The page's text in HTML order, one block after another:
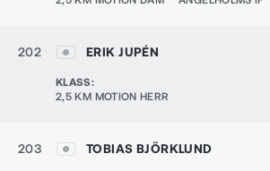
202 ERIK JUPÉN
KLASS:
2,5 KM MOTION HERR
203 TOBIAS BJÖRKLUND